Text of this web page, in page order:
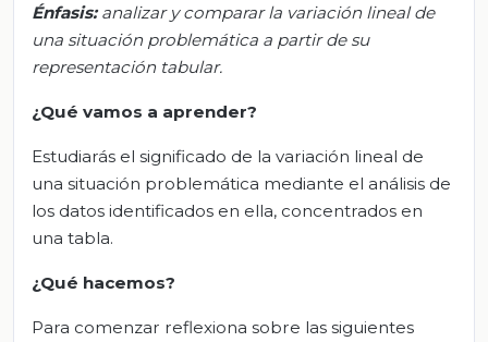
Énfasis: analizar y comparar la variación lineal de
una situación problemática a partir de su
representación tabular.
¿Qué vamos a aprender?
Estudiarás el significado de la variación lineal de
una situación problemática mediante el análisis de
los datos identificados en ella, concentrados en
una tabla.
¿Qué hacemos?
Para comenzar reflexiona sobre las siguientes